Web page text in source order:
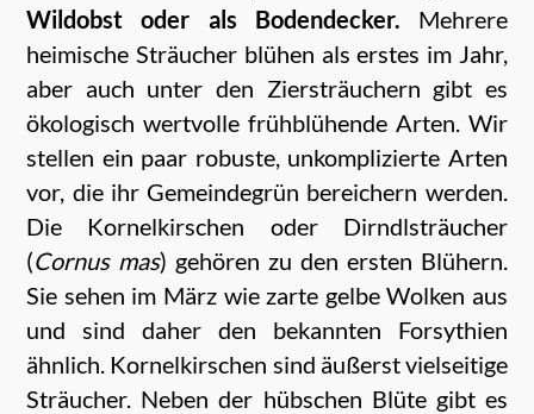
Wildobst oder als Bodendecker. Mehrere
heimische Sträucher blühen als erstes im Jahr,
aber auch unter den Ziersträuchern gibt es
ökologisch wertvolle frühblühende Arten. Wir
stellen ein paar robuste, unkomplizierte Arten
vor, die ihr Gemeindegrün bereichern werden.
Die Kornelkirschen oder Dirndlsträucher
(Cornus mas) gehören zu den ersten Blühern.
Sie sehen im März wie zarte gelbe Wolken aus
und sind daher den bekannten Forsythien
ähnlich. Kornelkirschen sind äußerst vielseitige
Sträucher. Neben der hübschen Blüte gibt es